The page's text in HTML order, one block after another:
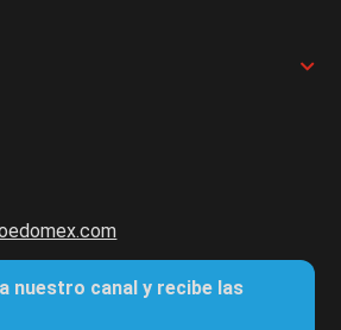
nuestro canal y recibe las